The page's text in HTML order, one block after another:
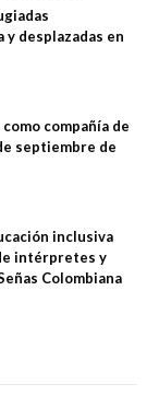
desplazadas en
compañía de
septiembre de
inclusiva
intérpretes y
Colombiana